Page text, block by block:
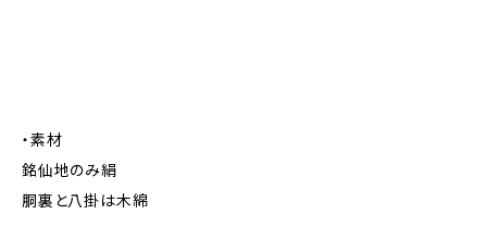
・素材
銘仙地のみ絹
胴裏と八掛は木綿